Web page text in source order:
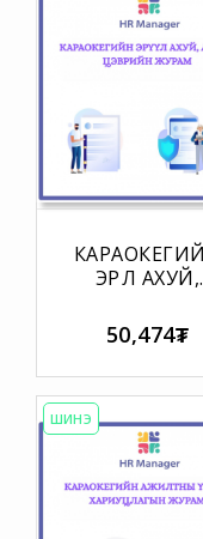
ЭРҮҮЛ АХУЙ,
ЦЭВРИЙН
ЖУРАМ
50,474₮
ШИНЭ